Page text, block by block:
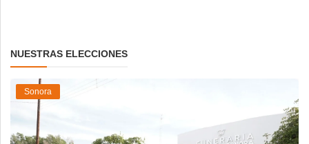
NUESTRAS ELECCIONES
Sonora